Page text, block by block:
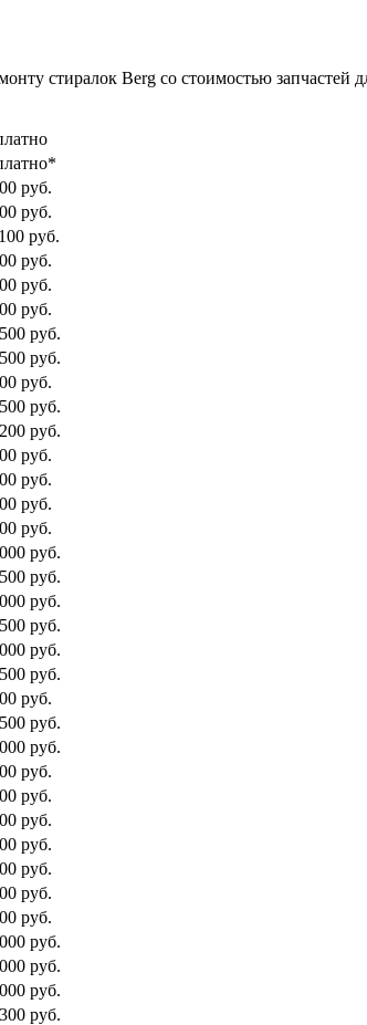
стиралок Berg со стоимостью запчастей
руб.
руб.
руб.
руб.
руб.
руб.
руб.
руб.
руб.
руб.
руб.
руб.
руб.
руб.
руб.
руб.
руб.
руб.
руб.
руб.
руб.
руб.
руб.
руб.
руб.
руб.
руб.
руб.
руб.
руб.
руб.
руб.
руб.
руб.
руб.